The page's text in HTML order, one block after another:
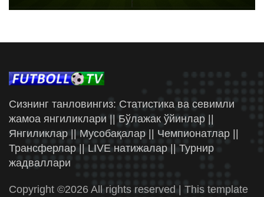
Сизнинг танловингиз: Статистика ва севимли
жамоа янгиликлари || Бўлажак ўйинлар ||
Янгиликлар || Мусобақалар || Чемпионатлар ||
Трансферлар || LIVE натижалар || Турнир
жадваллари
Copyright ©2026 All rights reserved | This template